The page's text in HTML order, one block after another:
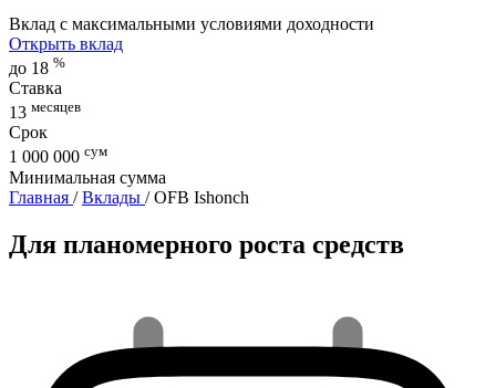
Вклад с максимальными условиями доходности
Открыть вклад
до 18 %
Ставка
13 месяцев
Срок
1 000 000 сум
Минимальная сумма
Главная / Вклады /OFB Ishonch
Для планомерного роста средств